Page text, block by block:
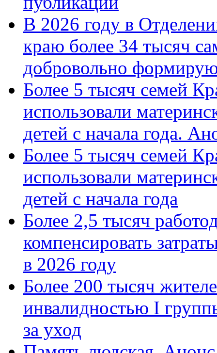
В 2026 году в
краю более 34 тысяч
добровольно
Более 5 тысяч семей
использовали
детей с начала года.
Более 5 тысяч семей
использовали
детей с начала года
Более 2,5 тысяч
компенсировать
в 2026 году
Более 200 тысяч
инвалидностью I
за уход